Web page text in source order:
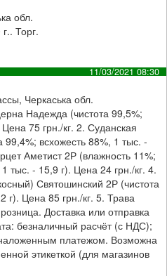
обл.
Торг.
11/03/2021 08:30
Черкаська обл.
Надежда (чистота 99,5%;
75 грн./кг. 2. Суданская
всхожесть 88%, 1 тыс. -
Аметист 2Р (влажность 11%;
тыс. - 15,9 г). Цена 24 грн./кг. 4.
Святошинский 2Р (чистота
г). Цена 85 грн./кг. 5. Трава
Доставка или отправка
безналичный расчёт (с НДС);
платежом. Возможна
этикеткой (для магазинов